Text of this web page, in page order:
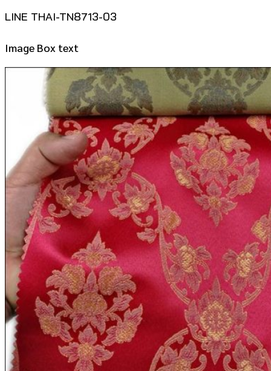
LINE THAI-TN8713-03
Image Box text